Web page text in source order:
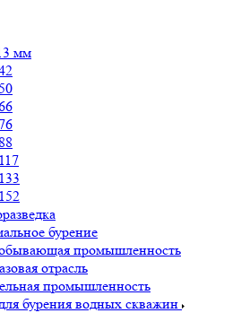
мм
бурение
промышленность
отрасль
промышленность
бурения водных скважин